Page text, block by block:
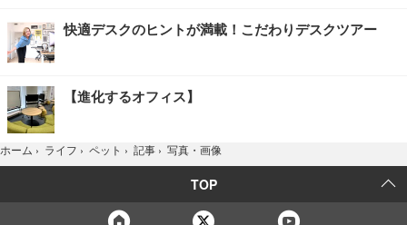
快適デスクのヒントが満載！こだわりデスクツアー
【進化するオフィス】
ホーム › ライフ › ペット › 記事 › 写真・画像
TOP